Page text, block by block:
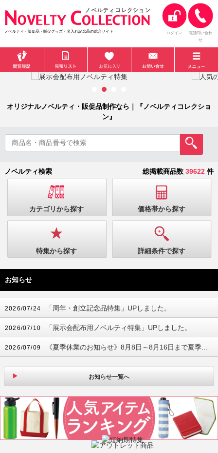
ノベルティ・販促品・販促グッズ・名入れ記念品の総合サイト ログイン
電話問い合わ
せ
オリジナルノベルティ・販促品制作なら｜『ノベルティコレクショ
ン』
ノベルティ検索 総掲載商品数39622件
カテゴリから探す 価格帯から探す
特集から探す 詳細条件で探す
お知らせ
2026/07/24 「周年・創立記念品特集」UPしました。
2026/07/10 「展示会配布用ノベルティ特集」UPしました。
2026/07/09 《夏季休業のお知らせ》8月8日～8月16日まで夏季...
お知らせ一覧へ